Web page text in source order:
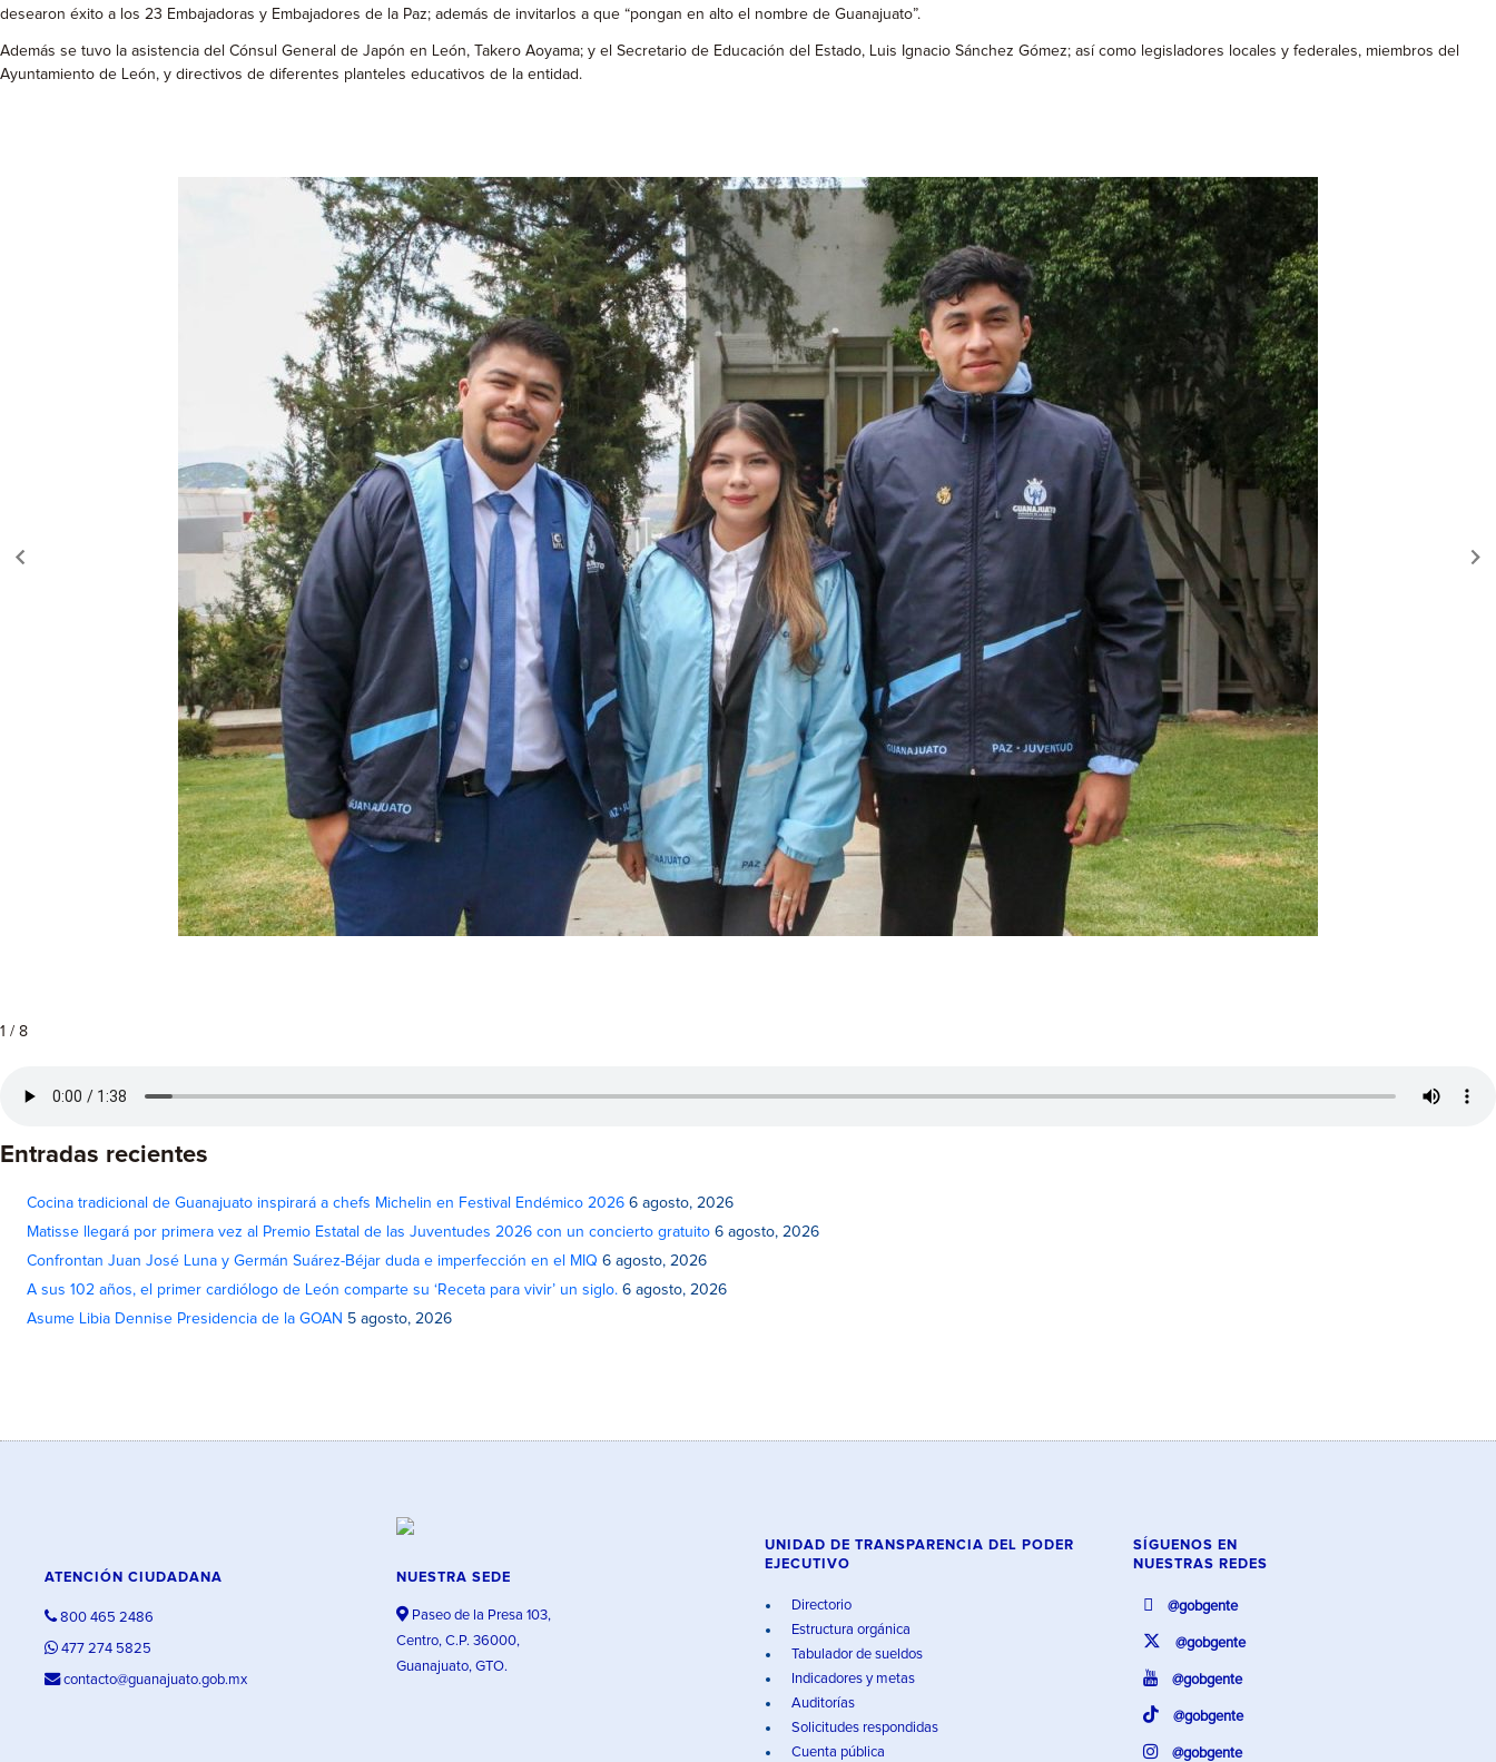
desearon éxito a los 23 Embajadoras y Embajadores de la Paz; además de invitarlos a que “pongan en alto el nombre de Guanajuato”.
Además se tuvo la asistencia del Cónsul General de Japón en León, Takero Aoyama; y el Secretario de Educación del Estado, Luis Ignacio Sánchez Gómez; así como legisladores locales y federales, miembros del
Ayuntamiento de León, y directivos de diferentes planteles educativos de la entidad.
1 / 8
Entradas recientes
Cocina tradicional de Guanajuato inspirará a chefs Michelin en Festival Endémico 2026 6 agosto, 2026
Matisse llegará por primera vez al Premio Estatal de las Juventudes 2026 con un concierto gratuito 6 agosto, 2026
Confrontan Juan José Luna y Germán Suárez-Béjar duda e imperfección en el MIQ 6 agosto, 2026
A sus 102 años, el primer cardiólogo de León comparte su ‘Receta para vivir’ un siglo. 6 agosto, 2026
Asume Libia Dennise Presidencia de la GOAN 5 agosto, 2026
ATENCIÓN CIUDADANA
800 465 2486
477 274 5825
contacto@guanajuato.gob.mx
NUESTRA SEDE
Paseo de la Presa 103,
Centro, C.P. 36000,
Guanajuato, GTO.
UNIDAD DE TRANSPARENCIA DEL PODER
EJECUTIVO
Directorio
Estructura orgánica
Tabulador de sueldos
Indicadores y metas
Auditorías
Solicitudes respondidas
Cuenta pública
SÍGUENOS EN
NUESTRAS REDES
@gobgente
@gobgente
@gobgente
@gobgente
@gobgente